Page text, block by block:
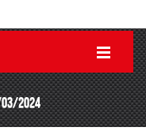
03/2024